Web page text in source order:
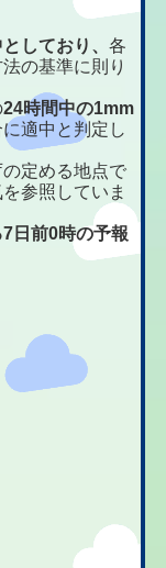
しており、各
の基準に則り
24時間中の1mm
適中と判定し
定める地点で
参照していま
日前0時の予報